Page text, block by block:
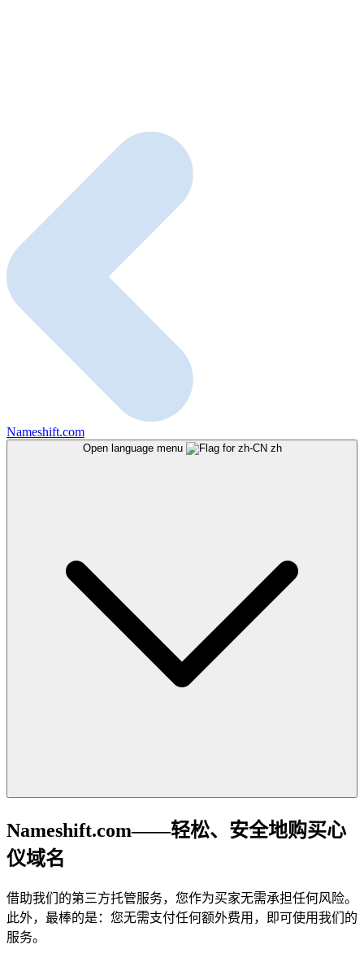
Nameshift.com
Open language menu zh
Nameshift.com——轻松、安全地购买心
仪域名
借助我们的第三方托管服务，您作为买家无需承担任何风险。
此外，最棒的是：您无需支付任何额外费用，即可使用我们的
服务。